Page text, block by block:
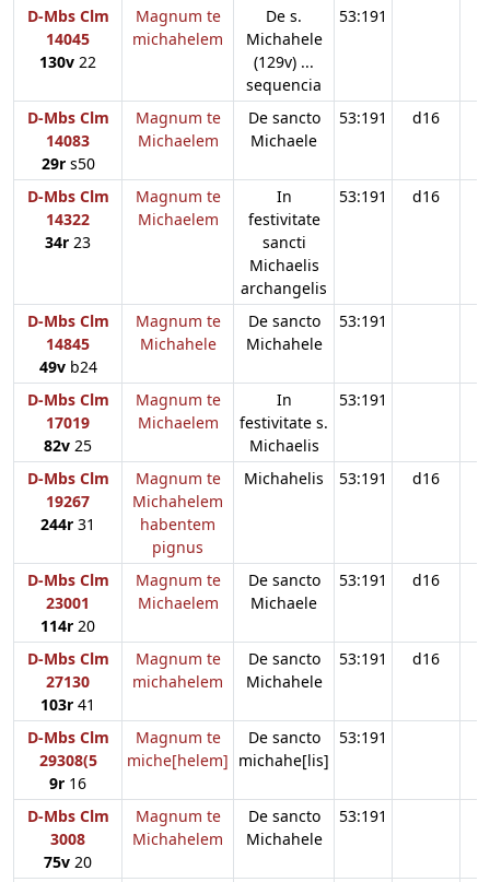
D-Mbs Clm
14045
130v 22
Magnum te
michahelem
De s.
Michahele
(129v) ...
sequencia
53:191
D-Mbs Clm
14083
29rs50
Magnum te
Michaelem
De sancto
Michaele
53:191 d16
D-Mbs Clm
14322
34r 23
Magnum te
Michaelem
In
festivitate
sancti
Michaelis
archangelis
53:191 d16
D-Mbs Clm
14845
49vb24
Magnum te
Michahele
De sancto
Michahele
53:191
D-Mbs Clm
17019
82v 25
Magnum te
Michaelem
In
festivitate s.
Michaelis
53:191
D-Mbs Clm
19267
244r 31
Magnum te
Michahelem
habentem
pignus
Michahelis 53:191 d16
D-Mbs Clm
23001
114r 20
Magnum te
Michaelem
De sancto
Michaele
53:191 d16
D-Mbs Clm
27130
103r 41
Magnum te
michahelem
De sancto
Michahele
53:191 d16
D-Mbs Clm
29308(5
9r 16
Magnum te
miche[helem]
De sancto
michahe[lis]
53:191
D-Mbs Clm
3008
75v 20
Magnum te
Michahelem
De sancto
Michahele
53:191